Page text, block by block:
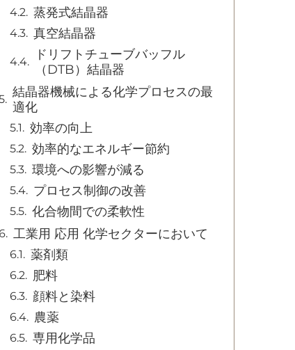
蒸発式結晶器
真空結晶器
ドリフトチューブバッフル
（DTB）結晶器
結晶器機械による化学プロセスの最
適化
効率の向上
効率的なエネルギー節約
環境への影響が減る
プロセス制御の改善
化合物間での柔軟性
工業用 応用 化学セクターにおいて
薬剤類
肥料
顔料と染料
農薬
専用化学品